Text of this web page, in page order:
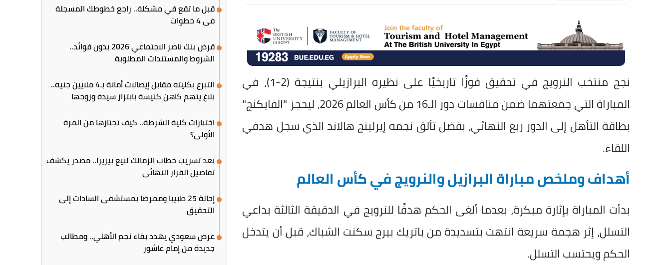
نجح منتخب النرويج في تحقيق فوزًا تاريخيًا على نظيره البرازيلي بنتيجة (2-1)، في
المباراة التي جمعتهما ضمن منافسات دور الـ16 من كأس العالم 2026، ليحجز "الفايكنج"
بطاقة التأهل إلى الدور ربع النهائي، بفضل تألق نجمه إيرلينج هالاند الذي سجل هدفي
اللقاء.
أهداف وملخص مباراة البرازيل والنرويج في كأس العالم
بدأت المباراة بإثارة مبكرة، بعدما ألغى الحكم هدفًا للنرويج في الدقيقة الثالثة بداعي
التسلل، إثر هجمة سريعة انتهت بتسديدة من باتريك بيرج سكنت الشباك، قبل أن يتدخل
الحكم ويحتسب التسلل.
قبل ما تقع في مشكلة.. راجع خطوطك المسجلة
في 4 خطوات
قرض بنك ناصر الاجتماعي 2026 بدون فوائد..
الشروط والمستندات المطلوبة
التبرع بكليته مقابل إيصالات أمانة بـ4 ملايين جنيه..
بلاغ يتهم كاهن كنيسة بابتزاز سيدة وزوجها
اختبارات كلية الشرطة.. كيف تجتازها من المرة
الأولى؟
بعد تسريب خطاب الزمالك لبيع بيزيرا.. مصدر يكشف
تفاصيل القرار النهائي
إحالة 25 طبيبا وممرضا بمستشفى السادات إلى
التحقيق
عرض سعودي يهدد بقاء نجم الأهلي.. ومطالب
جديدة من إمام عاشور